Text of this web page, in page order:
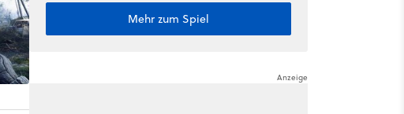
Mehr zum Spiel